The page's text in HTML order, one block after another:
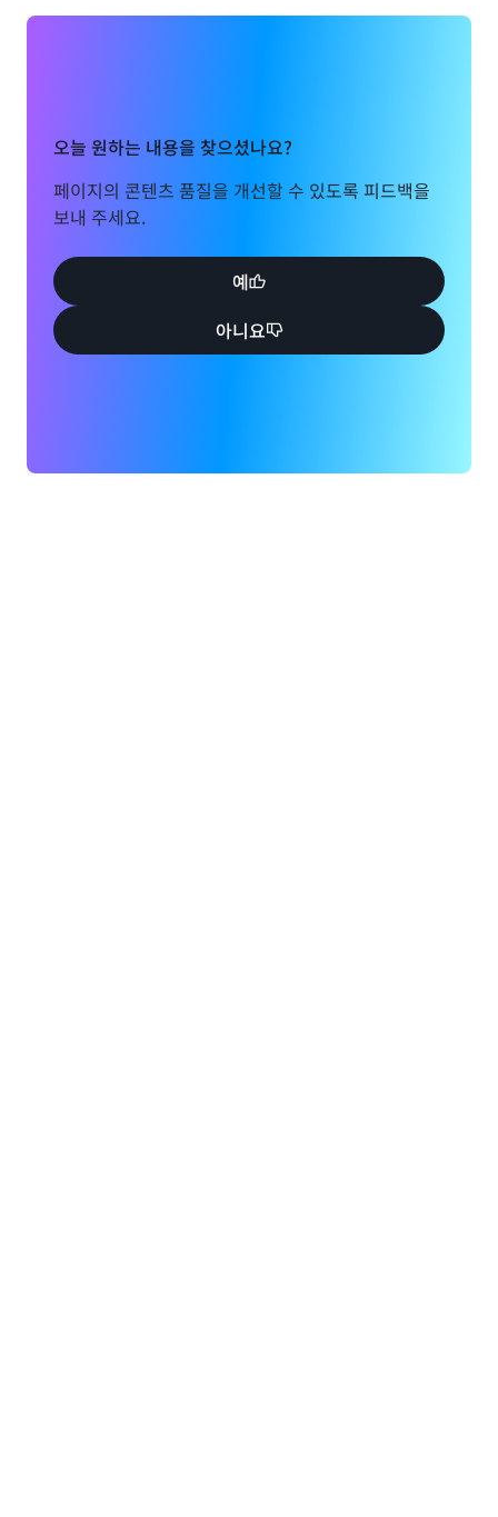
오늘 원하는 내용을 찾으셨나요?
페이지의 콘텐츠 품질을 개선할 수 있도록 피드백을
보내 주세요.
예
아니요